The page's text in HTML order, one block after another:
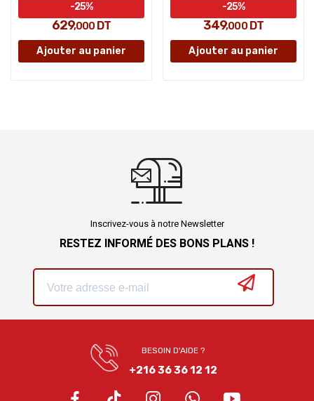
629,000 DT
-25%
Ajouter au panier
349,000DT
-25%
Ajouter au panier
Inscrivez-vous à notre Newsletter
RESTEZ INFORMÉ DES BONS PLANS !
BESOIN D'AIDE ?
+216 36 36 12 12